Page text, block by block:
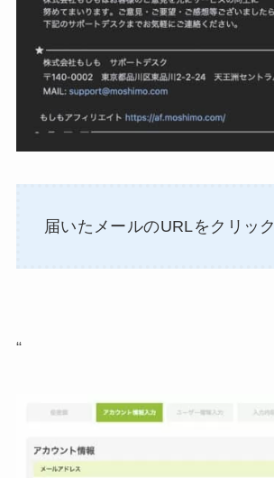
届いたメールのURLをクリック
“